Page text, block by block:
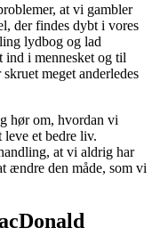
at vi gambler
der findes dybt i vores
lydbog og lad
ind i mennesket og til
meget anderledes
hør om, hvordan vi
et bedre liv.
at vi aldrig har
ændre den måde, som vi